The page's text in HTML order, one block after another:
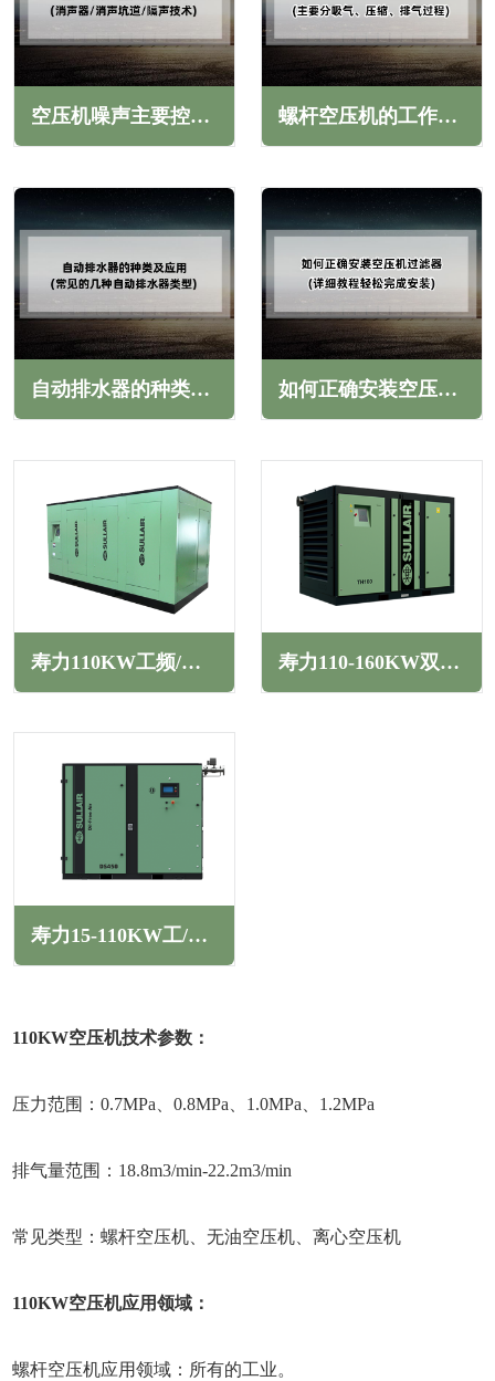
空压机噪声主要控制手段(消声器/消声坑道/隔声技术) 螺杆空压机的工作原理(主要分吸气、压缩、排气过程)
自动排水器的种类及应用(常见的几种自动排水器类型) 如何正确安装空压机过滤器(详细教程轻松完成安装)
寿力110KW工频/变频二级压缩螺杆空压机TS系列 寿力110-160KW双级变频螺杆空压机TH系列
寿力15-110KW工/变频干式中低压无油螺杆空压机DS系列
110KW空压机技术参数：
压力范围：0.7MPa、0.8MPa、1.0MPa、1.2MPa
排气量范围：18.8m3/min-22.2m3/min
常见类型：螺杆空压机、无油空压机、离心空压机
110KW空压机应用领域：
螺杆空压机应用领域：所有的工业。